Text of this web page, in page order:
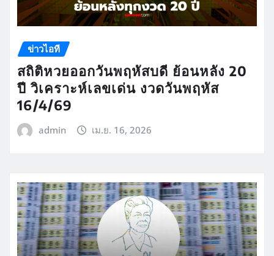
ข่าวไอที
สถิติหวยออกวันพฤหัสบดี ย้อนหลัง 20
ปี วิเคราะห์เลขเด่น งวดวันพฤหัส
16/4/69
admin เม.ย. 16, 2026